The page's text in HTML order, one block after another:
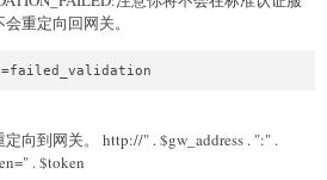
重定向回网关。
向到网关。 http://" . $gw_address . ":" .
. $token